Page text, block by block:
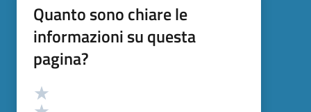
Quanto sono chiare le
informazioni su questa
pagina?
Valutazione